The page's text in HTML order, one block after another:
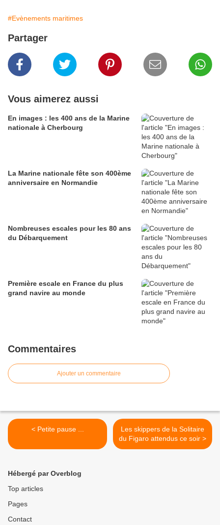
#Evènements maritimes
Partager
Vous aimerez aussi
En images : les 400 ans de la Marine
nationale à Cherbourg
La Marine nationale fête son 400ème
anniversaire en Normandie
Nombreuses escales pour les 80 ans
du Débarquement
Première escale en France du plus
grand navire au monde
Commentaires
Ajouter un commentaire
< Petite pause ...
Les skippers de la Solitaire
du Figaro attendus ce soir >
Hébergé par Overblog
Top articles
Pages
Contact